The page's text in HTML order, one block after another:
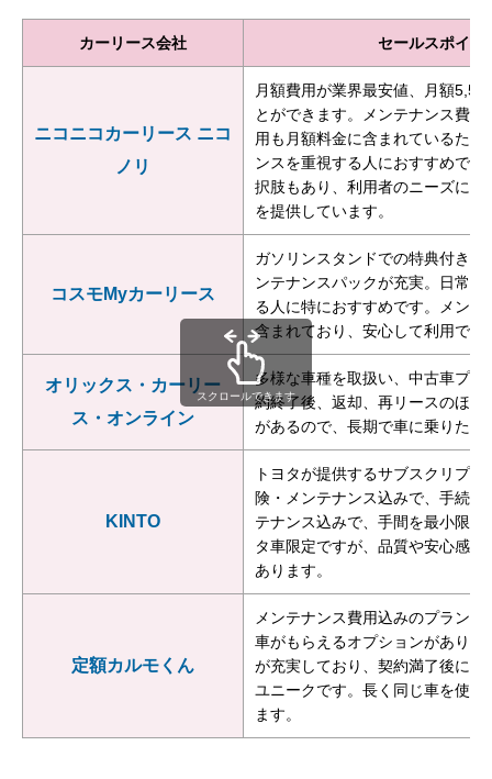
カーリース会社 セールスポイン
ニコニコカーリース ニコ
ノリ
月額費用が業界最安値、月額
とができます。メンテナンス費
用も月額料金に含まれているため
ンスを重視する人におすすめで
択肢もあり、利用者のニーズに合
を提供しています。
コスモMyカーリース
ガソリンスタンドでの特典付き、
ンテナンスパックが充実。日常
る人に特におすすめです。メンテ
含まれており、安心して利用でき
オリックス・カーリー
ス・オンライン
多様な車種を取扱い、中古車プラ
約終了後、返却、再リースのほか
があるので、長期で車に乗りたい
KINTO
トヨタが提供するサブスクリプ
険・メンテナンス込みで、手続
テナンス込みで、手間を最小限に
タ車限定ですが、品質や安心感
あります。
定額カルモくん
メンテナンス費用込みのプラン
車がもらえるオプションがありま
が充実しており、契約満了後に車
ユニークです。長く同じ車を使い
ます。
スクロールできます